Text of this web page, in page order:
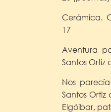
Cerámica.
17
Aventura
Santos Ortiz
Nos
Santos
Elgóibar,